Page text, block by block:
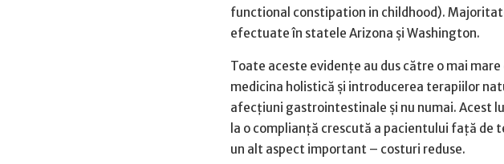
functional constipation in childhood).
efectuate în statele Arizona şi Washington.
Toate aceste evidenţe au dus către o mai
medicina holistică şi introducerea terapiilor
afecţiuni gastrointestinale şi nu numai. Acest
la o complianţă crescută a pacientului faţă
un alt aspect important – costuri reduse.